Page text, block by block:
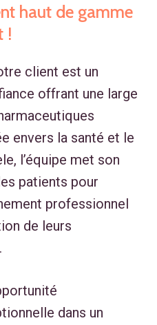
haut de gamme
!
client est un
offrant une large
envers la santé et le
l’équipe met son
patients pour
professionnel
de leurs
dans un